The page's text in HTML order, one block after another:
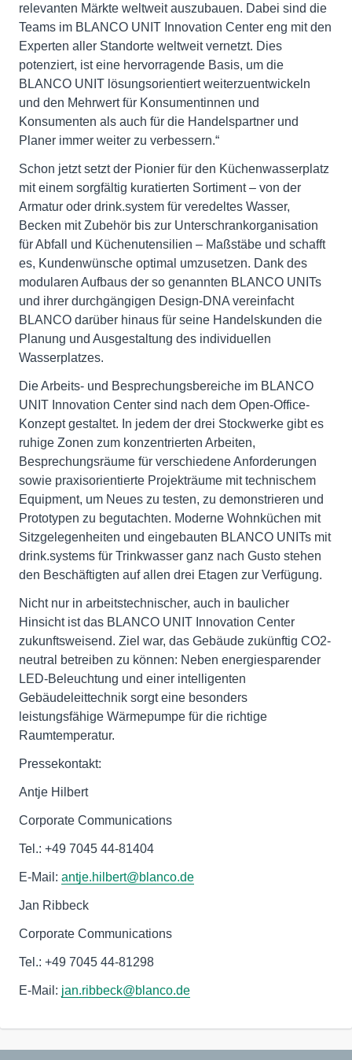
relevanten Märkte weltweit auszubauen. Dabei sind die
Teams im BLANCO UNIT Innovation Center eng mit den
Experten aller Standorte weltweit vernetzt. Dies
potenziert, ist eine hervorragende Basis, um die
BLANCO UNIT lösungsorientiert weiterzuentwickeln
und den Mehrwert für Konsumentinnen und
Konsumenten als auch für die Handelspartner und
Planer immer weiter zu verbessern.“
Schon jetzt setzt der Pionier für den Küchenwasserplatz
mit einem sorgfältig kuratierten Sortiment – von der
Armatur oder drink.system für veredeltes Wasser,
Becken mit Zubehör bis zur Unterschrankorganisation
für Abfall und Küchenutensilien – Maßstäbe und schafft
es, Kundenwünsche optimal umzusetzen. Dank des
modularen Aufbaus der so genannten BLANCO UNITs
und ihrer durchgängigen Design-DNA vereinfacht
BLANCO darüber hinaus für seine Handelskunden die
Planung und Ausgestaltung des individuellen
Wasserplatzes.
Die Arbeits- und Besprechungsbereiche im BLANCO
UNIT Innovation Center sind nach dem Open-Office-
Konzept gestaltet. In jedem der drei Stockwerke gibt es
ruhige Zonen zum konzentrierten Arbeiten,
Besprechungsräume für verschiedene Anforderungen
sowie praxisorientierte Projekträume mit technischem
Equipment, um Neues zu testen, zu demonstrieren und
Prototypen zu begutachten. Moderne Wohnküchen mit
Sitzgelegenheiten und eingebauten BLANCO UNITs mit
drink.systems für Trinkwasser ganz nach Gusto stehen
den Beschäftigten auf allen drei Etagen zur Verfügung.
Nicht nur in arbeitstechnischer, auch in baulicher
Hinsicht ist das BLANCO UNIT Innovation Center
zukunftsweisend. Ziel war, das Gebäude zukünftig CO2-
neutral betreiben zu können: Neben energiesparender
LED-Beleuchtung und einer intelligenten
Gebäudeleittechnik sorgt eine besonders
leistungsfähige Wärmepumpe für die richtige
Raumtemperatur.
Pressekontakt:
Antje Hilbert
Corporate Communications
Tel.: +49 7045 44-81404
E-Mail: antje.hilbert@blanco.de
Jan Ribbeck
Corporate Communications
Tel.: +49 7045 44-81298
E-Mail: jan.ribbeck@blanco.de